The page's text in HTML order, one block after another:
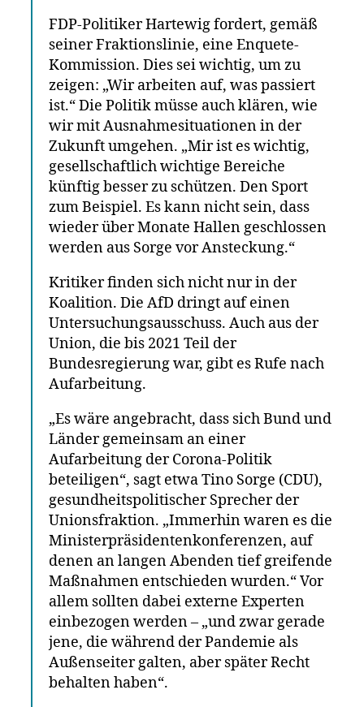
FDP-Politiker Hartewig fordert, gemäß
seiner Fraktionslinie, eine Enquete-
Kommission. Dies sei wichtig, um zu
zeigen: „Wir arbeiten auf, was passiert
ist.“ Die Politik müsse auch klären, wie
wir mit Ausnahmesituationen in der
Zukunft umgehen. „Mir ist es wichtig,
gesellschaftlich wichtige Bereiche
künftig besser zu schützen. Den Sport
zum Beispiel. Es kann nicht sein, dass
wieder über Monate Hallen geschlossen
werden aus Sorge vor Ansteckung.“
Kritiker finden sich nicht nur in der
Koalition. Die AfD dringt auf einen
Untersuchungsausschuss. Auch aus der
Union, die bis 2021 Teil der
Bundesregierung war, gibt es Rufe nach
Aufarbeitung.
„Es wäre angebracht, dass sich Bund und
Länder gemeinsam an einer
Aufarbeitung der Corona-Politik
beteiligen“, sagt etwa Tino Sorge (CDU),
gesundheitspolitischer Sprecher der
Unionsfraktion. „Immerhin waren es die
Ministerpräsidentenkonferenzen, auf
denen an langen Abenden tief greifende
Maßnahmen entschieden wurden.“ Vor
allem sollten dabei externe Experten
einbezogen werden – „und zwar gerade
jene, die während der Pandemie als
Außenseiter galten, aber später Recht
behalten haben“.